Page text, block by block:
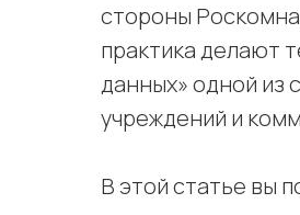
стороны
практика делают
данных» одной из
учреждений и
В этой статье вы